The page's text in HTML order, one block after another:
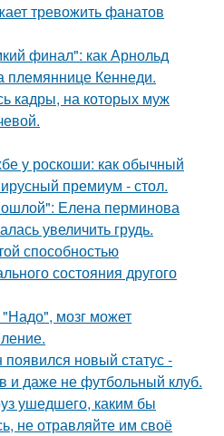
тревожить фанатов
финал": как Арнольд
племяннице Кеннеди.
кадры, на которых муж
у роскоши: как обычный
премиум - стол.
Елена перминова
увеличить грудь.
способностью
состояния другого
мозг может
новый статус -
и даже не футбольный клуб.
ушедшего, каким бы
не отравляйте им своё